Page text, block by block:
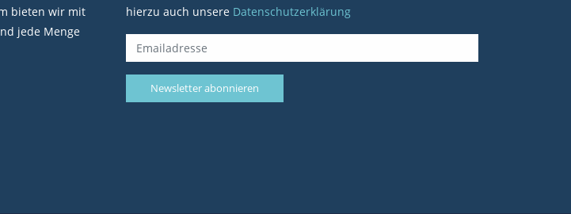
bieten wir mit
jede Menge
hierzu auch unsere Datenschutzerklärung